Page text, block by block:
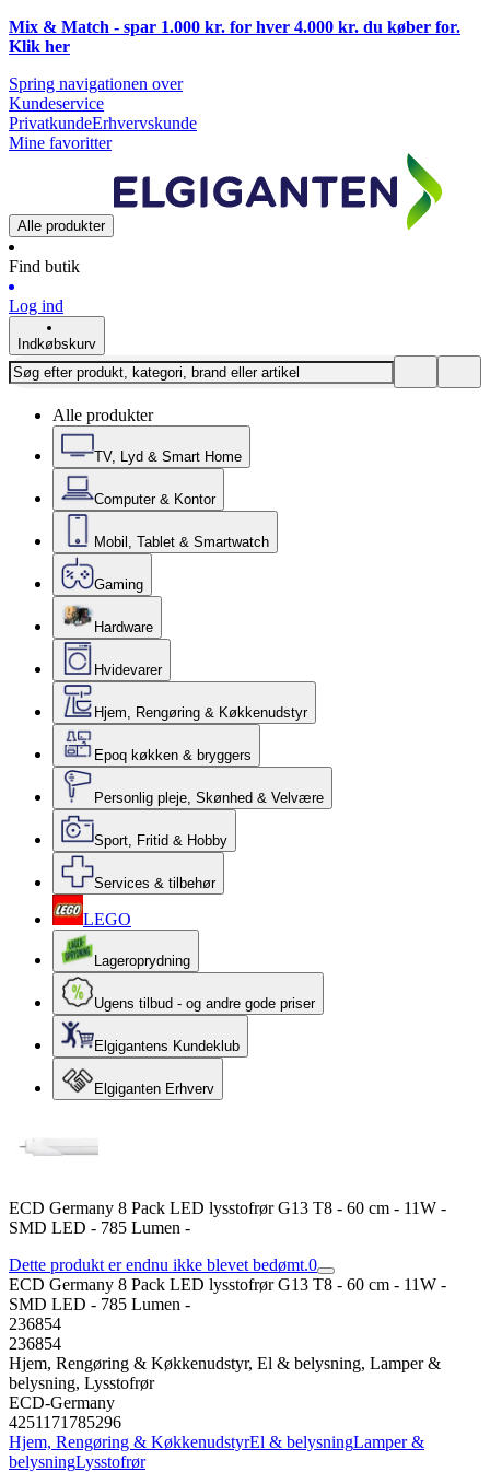
Mix & Match - spar 1.000 kr. for hver 4.000 kr. du køber for.
Klik her
Spring navigationen over
Kundeservice
PrivatkundeErhvervskunde
Mine favoritter
Alle produkter
Find butik
Log ind
Indkøbskurv
Alle produkter
TV, Lyd & Smart Home
Computer & Kontor
Mobil, Tablet & Smartwatch
Gaming
Hardware
Hvidevarer
Hjem, Rengøring & Køkkenudstyr
Epoq køkken & bryggers
Personlig pleje, Skønhed & Velvære
Sport, Fritid & Hobby
Services & tilbehør
LEGO
Lageroprydning
Ugens tilbud - og andre gode priser
Elgigantens Kundeklub
Elgiganten Erhverv
ECD Germany 8 Pack LED lysstofrør G13 T8 - 60 cm - 11W -
SMD LED - 785 Lumen -
Dette produkt er endnu ikke blevet bedømt.0
ECD Germany 8 Pack LED lysstofrør G13 T8 - 60 cm - 11W -
SMD LED - 785 Lumen -
236854
236854
Hjem, Rengøring & Køkkenudstyr, El & belysning, Lamper &
belysning, Lysstofrør
ECD-Germany
4251171785296
Hjem, Rengøring & KøkkenudstyrEl & belysningLamper &
belysningLysstofrør